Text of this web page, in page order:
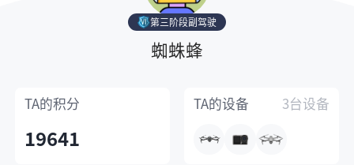
第三阶段副驾驶
蜘蛛蜂
TA的积分
19641
TA的设备 3台设备